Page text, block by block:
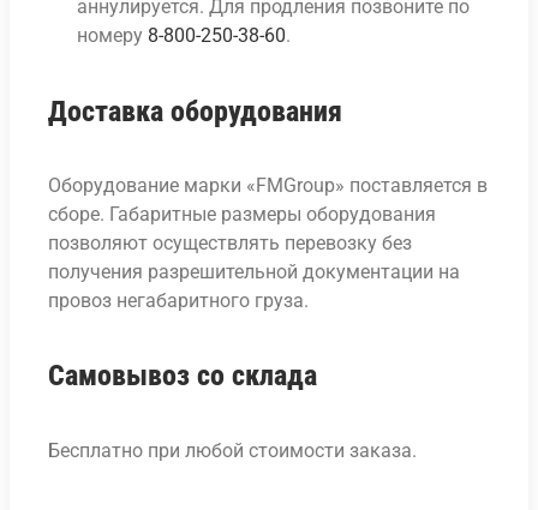
аннулируется. Для продления позвоните по
номеру 8-800-250-38-60.
Доставка оборудования
Оборудование марки «FMGroup» поставляется в
сборе. Габаритные размеры оборудования
позволяют осуществлять перевозку без
получения разрешительной документации на
провоз негабаритного груза.
Самовывоз со склада
Бесплатно при любой стоимости заказа.